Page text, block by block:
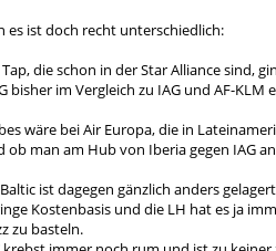
es ist doch recht unterschiedlich:
Tap, die schon in der Star Alliance sind,
bisher im Vergleich zu IAG und AF-KLM
wäre bei Air Europa, die in
ob man am Hub von Iberia gegen IAG
ist dagegen gänzlich anders
Kostenbasis und die LH hat es ja
zu basteln.